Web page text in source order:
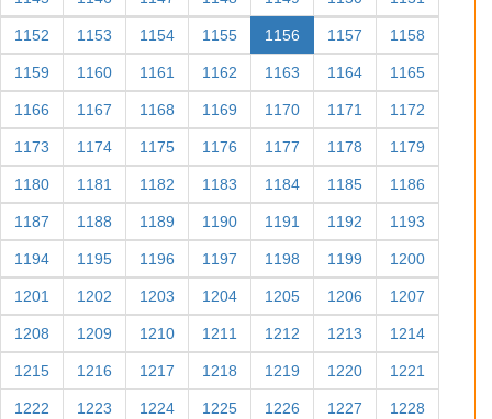
1152 1153 1154 1155 1156 1157 1158
1159 1160 1161 1162 1163 1164 1165
1166 1167 1168 1169 1170 1171 1172
1173 1174 1175 1176 1177 1178 1179
1180 1181 1182 1183 1184 1185 1186
1187 1188 1189 1190 1191 1192 1193
1194 1195 1196 1197 1198 1199 1200
1201 1202 1203 1204 1205 1206 1207
1208 1209 1210 1211 1212 1213 1214
1215 1216 1217 1218 1219 1220 1221
1222 1223 1224 1225 1226 1227 1228